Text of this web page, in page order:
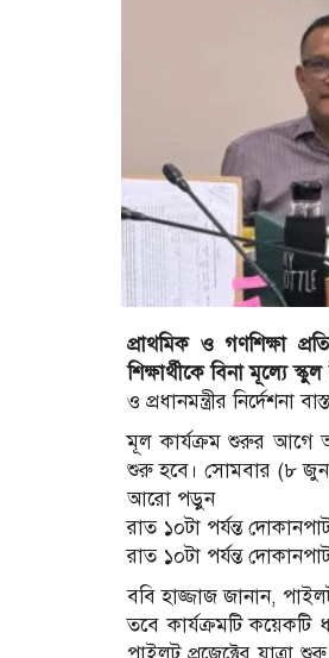
প্রাথমিক ও গণশিক্ষা
শিক্ষার্থীকে বিনা মূল্যে
ও প্রধানমন্ত্রীর
মূল কার্যক্রম শুরুর আগে
শুরু হবে। সোমবার (৮ জুন)
আরো পড়ুন
রাত ১০টা পর্যন্ত
রাত ১০টা পর্যন্ত
ববি হাজ্জাজ জানান,
তবে কার্যক্রমটি কয়েকটি